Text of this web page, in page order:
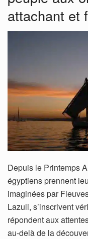
attachant et
Depuis le Printemps
égyptiens prennent
imaginées par
Lazuli, s’inscrivent
répondent aux
au-delà de la